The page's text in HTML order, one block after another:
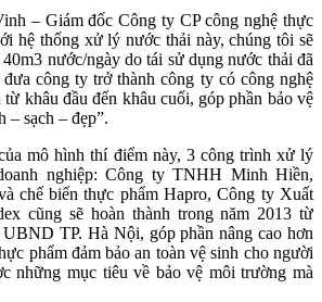
– Giám đốc Công ty CP công nghệ thực
hệ thống xử lý nước thải này, chúng tôi sẽ
nước/ngày do tái sử dụng nước thải đã
công ty trở thành công ty có công nghệ
từ khâu đầu đến khâu cuối, góp phần bảo vệ
– sạch – đẹp”.
mô hình thí điểm này, 3 công trình xử lý
nghiệp: Công ty TNHH Minh Hiền,
chế biến thực phẩm Hapro, Công ty Xuất
cũng sẽ hoàn thành trong năm 2013 từ
TP. Hà Nội, góp phần nâng cao hơn
phẩm đảm bảo an toàn vệ sinh cho người
những mục tiêu về bảo vệ môi trường mà